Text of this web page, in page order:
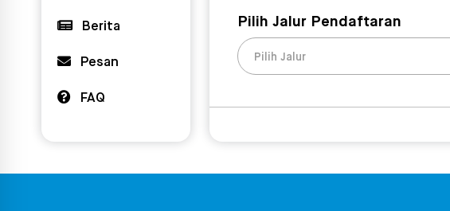
Berita
Pesan
FAQ
Pilih Jalur Pendaftaran
Pilih Jalur